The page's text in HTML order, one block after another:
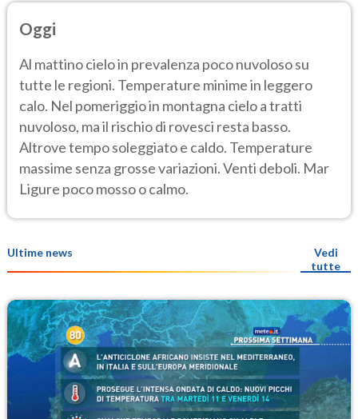
Oggi
Al mattino cielo in prevalenza poco nuvoloso su
tutte le regioni. Temperature minime in leggero
calo. Nel pomeriggio in montagna cielo a tratti
nuvoloso, ma il rischio di rovesci resta basso.
Altrove tempo soleggiato e caldo. Temperature
massime senza grosse variazioni. Venti deboli. Mar
Ligure poco mosso o calmo.
Ultime news
Vedi
tutte